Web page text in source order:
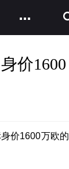
价1600
价1600万欧的